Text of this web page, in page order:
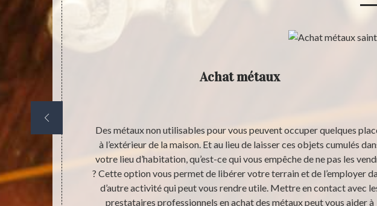
quelques
Achat métaux
Des métaux non utilisables pour vous peuvent occuper quelques
à l’extérieur de la maison. Et au lieu de laisser ces objets cumulés
votre lieu d’habitation, qu’est-ce qui vous empêche de ne pas les
? Cette option vous permet de libérer votre terrain et de l’employer
d’autre activité qui peut vous rendre utile. Mettre en contact avec
prestataires professionnels en achat des métaux peut vous aider à